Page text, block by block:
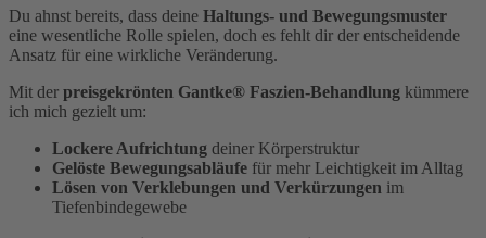
Du ahnst bereits, dass deine Haltungs- und Bewegungsmuster
eine wesentliche Rolle spielen, doch es fehlt dir der entscheidende
Ansatz für eine wirkliche Veränderung.
Mit der preisgekrönten Gantke® Faszien-Behandlung kümmere
ich mich gezielt um:
Lockere Aufrichtung deiner Körperstruktur
Gelöste Bewegungsabläufe für mehr Leichtigkeit im Alltag
Lösen von Verklebungen und Verkürzungen im
Tiefenbindegewebe